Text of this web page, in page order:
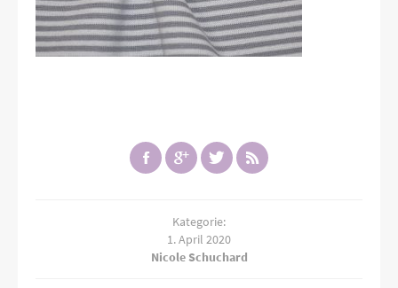
Kategorie:
1. April 2020
Nicole Schuchard